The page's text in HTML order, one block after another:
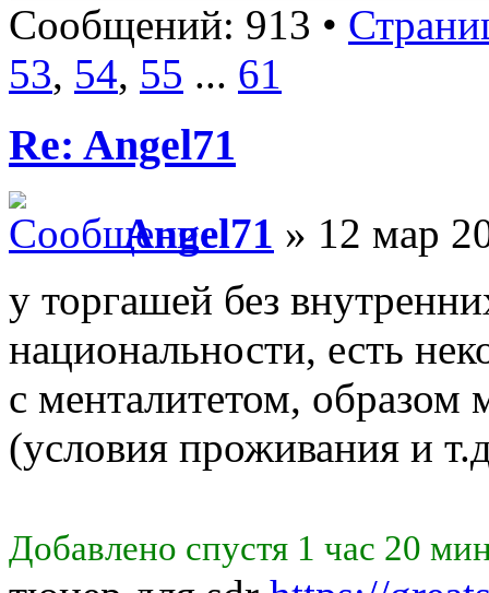
Сообщений: 913 •
53, 54, 55 ... 61
Re: Angel71
Angel71 » 12 мар
у торгашей без
национальности, есть
с менталитетом,
(условия проживания и
Добавлено спустя 1 час 20